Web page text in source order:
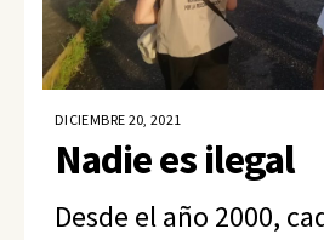
DICIEMBRE 20, 2021
Nadie es ilegal
Desde el año 2000,